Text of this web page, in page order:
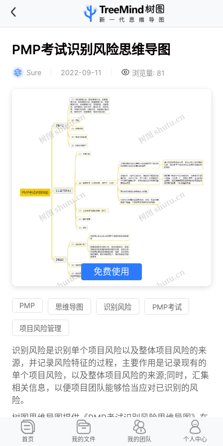
PMP考试识别风险思维导图
Sure 2022-09-11 浏览量: 81
免费使用
PMP 思维导图 识别风险 PMP考试
项目风险管理
识别风险是识别单个项目风险以及整体项目风险的来
源，并记录风险特征的过程，主要作用是记录现有的
单个项目风险，以及整体项目风险的来源;同时，汇集
相关信息，以便项目团队能够恰当应对已识别的风
险。
树图思维导图提供《PMP考试识别风险思维导图》在
线思维导图免费制作，点击“编辑”按钮，可对《PMP
考试识别风险思维导图》进行在线思维导图编辑，本
首页 我的文件 我的团队 个人中心